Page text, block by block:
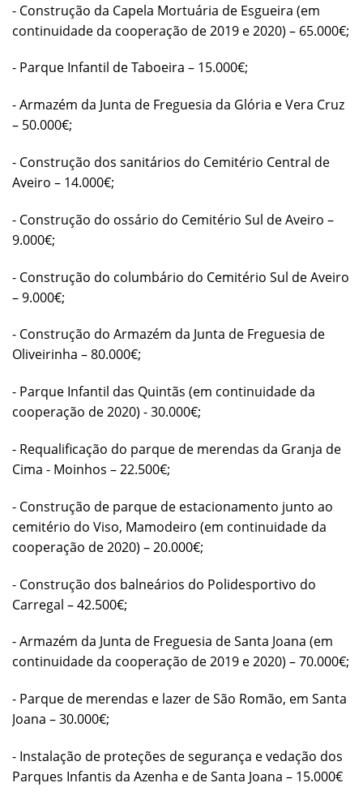
- Construção da Capela Mortuária de Esgueira (em
continuidade da cooperação de 2019 e 2020) – 65.000€;
- Parque Infantil de Taboeira – 15.000€;
- Armazém da Junta de Freguesia da Glória e Vera Cruz
– 50.000€;
- Construção dos sanitários do Cemitério Central de
Aveiro – 14.000€;
- Construção do ossário do Cemitério Sul de Aveiro –
9.000€;
- Construção do columbário do Cemitério Sul de Aveiro
– 9.000€;
- Construção do Armazém da Junta de Freguesia de
Oliveirinha – 80.000€;
- Parque Infantil das Quintãs (em continuidade da
cooperação de 2020) - 30.000€;
- Requalificação do parque de merendas da Granja de
Cima - Moinhos – 22.500€;
- Construção de parque de estacionamento junto ao
cemitério do Viso, Mamodeiro (em continuidade da
cooperação de 2020) – 20.000€;
- Construção dos balneários do Polidesportivo do
Carregal – 42.500€;
- Armazém da Junta de Freguesia de Santa Joana (em
continuidade da cooperação de 2019 e 2020) – 70.000€;
- Parque de merendas e lazer de São Romão, em Santa
Joana – 30.000€;
- Instalação de proteções de segurança e vedação dos
Parques Infantis da Azenha e de Santa Joana – 15.000€